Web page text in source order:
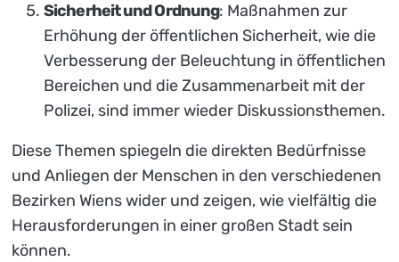
Sicherheit und Ordnung: Maßnahmen zur
Erhöhung der öffentlichen Sicherheit, wie die
Verbesserung der Beleuchtung in öffentlichen
Bereichen und die Zusammenarbeit mit der
Polizei, sind immer wieder Diskussionsthemen.
Diese Themen spiegeln die direkten Bedürfnisse
und Anliegen der Menschen in den verschiedenen
Bezirken Wiens wider und zeigen, wie vielfältig die
Herausforderungen in einer großen Stadt sein
können.